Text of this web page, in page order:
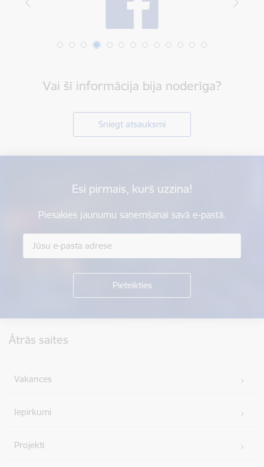
Vai šī informācija bija noderīga?
Sniegt atsauksmi
Esi pirmais, kurš uzzina!
Piesakies jaunumu saņemšanai savā e-pastā.
Ātrās saites
Vakances
Iepirkumi
Projekti